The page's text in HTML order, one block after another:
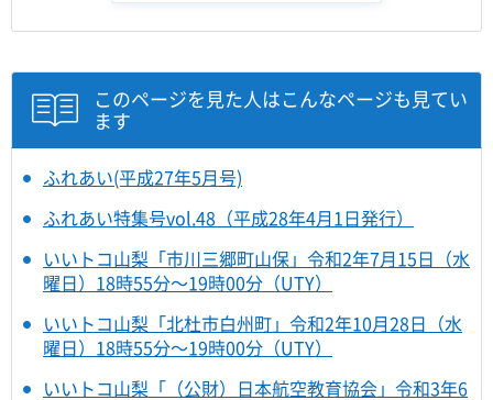
このページを見た人はこんなページも見てい
ます
ふれあい(平成27年5月号)
ふれあい特集号vol.48（平成28年4月1日発行）
いいトコ山梨「市川三郷町山保」令和2年7月15日（水
曜日）18時55分～19時00分（UTY）
いいトコ山梨「北杜市白州町」令和2年10月28日（水
曜日）18時55分～19時00分（UTY）
いいトコ山梨「（公財）日本航空教育協会」令和3年6